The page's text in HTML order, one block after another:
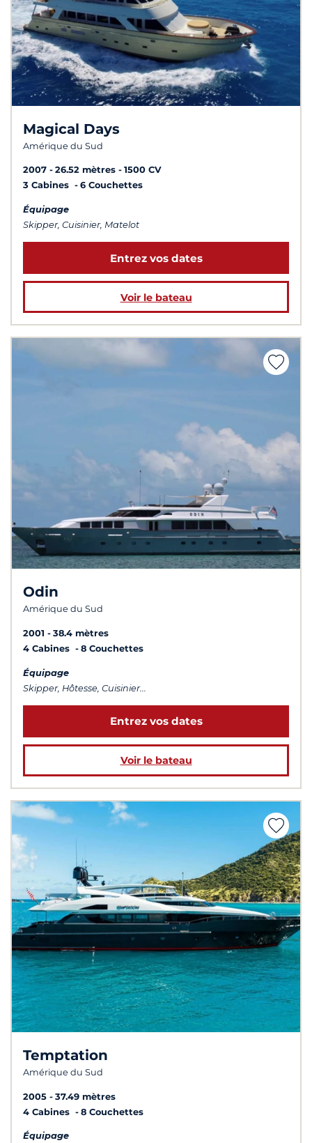
Magical Days
Amérique du Sud
2007 26.52 mètres
1500 CV
3 Cabines
6 Couchettes
Équipage
Skipper, Cuisinier, Matelot
Entrez vos dates
Voir le bateau
Odin
Amérique du Sud
2001
38.4 mètres
4 Cabines
8 Couchettes
Équipage
Skipper, Hôtesse, Cuisinier...
Entrez vos dates
Voir le bateau
Temptation
Amérique du Sud
2005
37.49 mètres
4 Cabines
8 Couchettes
Équipage